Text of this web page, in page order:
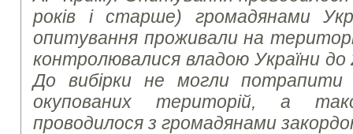
років і старше) громадянами
опитування проживали на
контролювалися владою України
До вибірки не могли потрапити
окупованих територій, а
проводилося з громадянами